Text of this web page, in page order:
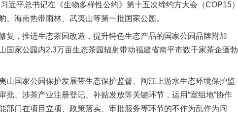
平总书记在《生物多样性公约》第十五次缔约方大会（COP15）
海南热带雨林、武夷山等第一批国家公园。
，推进生态茶园改造，提升特色生态产品的国家公园品牌附加
家公园内2.3万亩生态茶园辐射带动福建省南平市数千家茶企蓬勃
国家公园保护发展带生态保护监督、闽江上游水生态环境保护监
、涉茶产业注册登记、补贴发放等关键环节，运用“室组地”协作
门在项目立项、政策落实、审批服务等环节的不作为乱作为问